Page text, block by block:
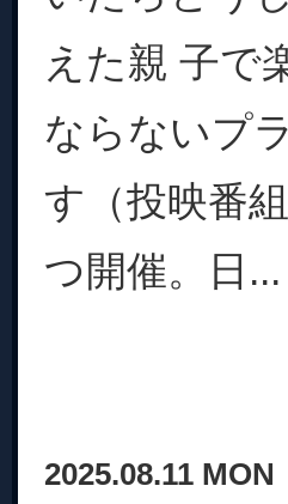
えた親 子で
ならないプ
す（投映番
つ開催。日...
2025.08.11 MON